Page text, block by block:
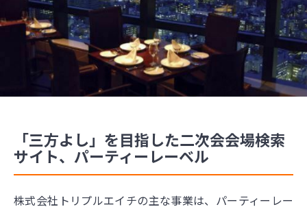
「三方よし」を目指した二次会会場検索
サイト、パーティーレーベル
株式会社トリプルエイチの主な事業は、パーティーレー